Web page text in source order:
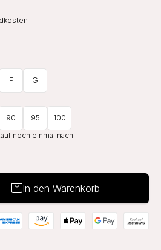
F
G
90 95
100
noch einmal nach
In den Warenkorb